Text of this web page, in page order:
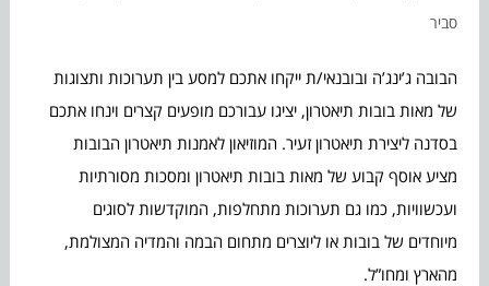
סביר
הבובה ג’ינג’ה ובובנאי/ת ייקחו אתכם למסע בין תערוכות ותצוגות
של מאות בובות תיאטרון, יציגו עבורכם מופעים ‏קצרים וינחו אתכם
בסדנה ליצירת תיאטרון זעיר. המוזיאון לאמנות תיאטרון הבובות
מציע אוסף קבוע של מאות בובות תיאטרון ומסכות מסורתיות
ועכשוויות, כמו גם תערוכות מתחלפות, המוקדשות לסוגים
מיוחדים של בובות או ליוצרים מתחום הבמה והמדיה המצולמת,
מהארץ ומחו”ל.